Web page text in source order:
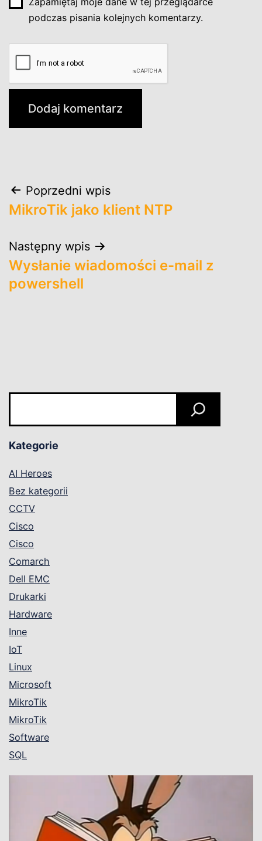
podczas pisania kolejnych komentarzy.
Nawigacja
wpisu
Poprzedni wpis
MikroTik jako klient NTP
Następny wpis
Wysłanie wiadomości e-mail z
powershell
Kategorie
AI Heroes
Bez kategorii
CCTV
Cisco
Cisco
Comarch
Dell EMC
Drukarki
Hardware
Inne
IoT
Linux
Microsoft
MikroTik
MikroTik
Software
SQL